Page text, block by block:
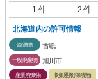
1 件
2 件
北海道内の許可情報
資源物 古紙
一般廃棄物 旭川市
産業廃棄物 収集運搬(保積無)